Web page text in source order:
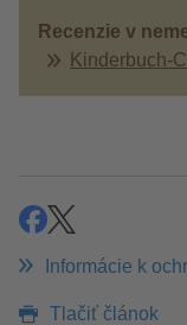
Recenzie v
Kinderbuch-
zdieľať
zdieľať
Informácie k
Tlačiť článok